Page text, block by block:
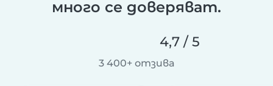
много се доверяват.
4,7 / 5
3 400+ отзива